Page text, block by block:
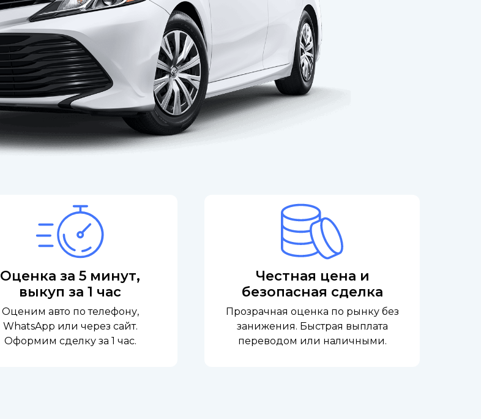
Оценка за 5 минут,
выкуп за 1 час
Оценим авто по телефону,
WhatsApp или через сайт.
Оформим сделку за 1 час.
Честная цена и
безопасная сделка
Прозрачная оценка по рынку без
занижения. Быстрая выплата
переводом или наличными.